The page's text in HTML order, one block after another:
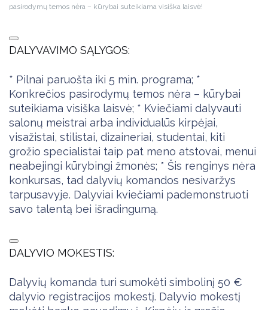
pasirodymų temos nėra – kūrybai suteikiama visiška laisvė!
DALYVAVIMO SĄLYGOS:
* Pilnai paruošta iki 5 min. programa; *
Konkrečios pasirodymų temos nėra – kūrybai
suteikiama visiška laisvė; * Kviečiami dalyvauti
salonų meistrai arba individualūs kirpėjai,
visažistai, stilistai, dizaineriai, studentai, kiti
grožio specialistai taip pat meno atstovai, menui
neabejingi kūrybingi žmonės; * Šis renginys nėra
konkursas, tad dalyvių komandos nesivaržys
tarpusavyje. Dalyviai kviečiami pademonstruoti
savo talentą bei išradingumą.
DALYVIO MOKESTIS:
Dalyvių komanda turi sumokėti simbolinį 50 €
dalyvio registracijos mokestį. Dalyvio mokestį